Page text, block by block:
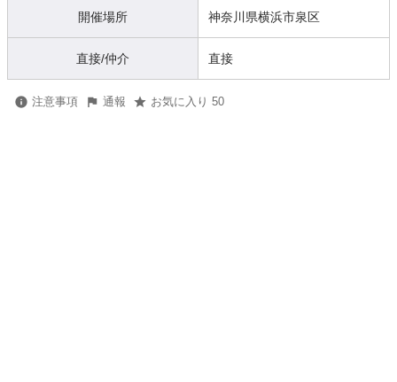
開催場所 神奈川県横浜市泉区
直接/仲介 直接
注意事項 通報 お気に入り 50